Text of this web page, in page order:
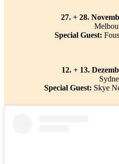
27. + 28.
Special Guest:
12. + 13.
Special Guest: Skye